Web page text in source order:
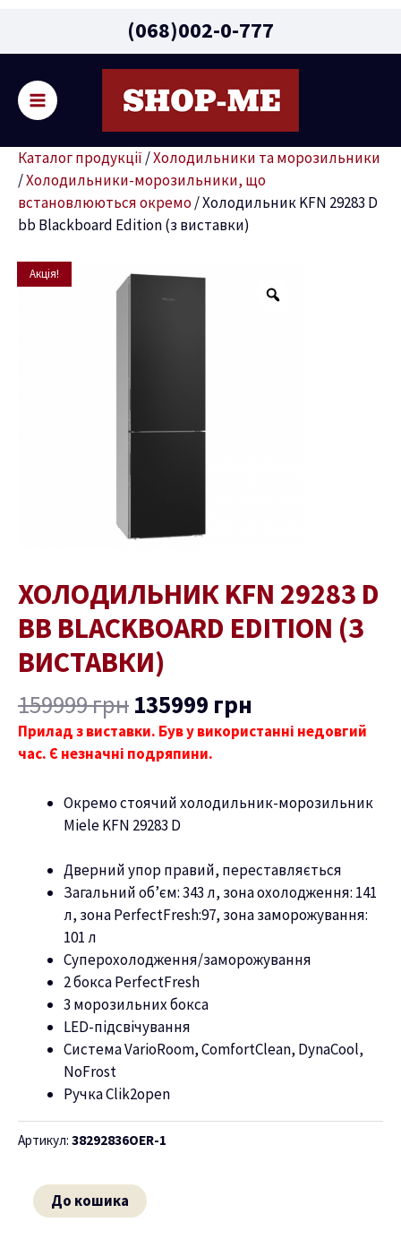
(068)002-0-777
Menu
Каталог продукції /Холодильники та морозильники
/Холодильники-морозильники, що
встановлюються окремо/Холодильник KFN 29283 D
bb Blackboard Edition (з виставки)
Акція!
ХОЛОДИЛЬНИК KFN 29283 D
BB BLACKBOARD EDITION (З
ВИСТАВКИ)
159999грн
Оригінальна
ціна:
135999 грн
ціна:
Прилад з виставки. Був у використанні недовгий
час. Є незначні подряпини.
Окремо стоячий холодильник-морозильник
Miele KFN 29283 D
Дверний упор правий, переставляється
Загальний об’єм: 343 л, зона охолодження: 141
л, зона PerfectFresh:97, зона заморожування:
101 л
Суперохолодження/заморожування
2 бокса PerfectFresh
3 морозильних бокса
LED-підсвічування
Система VarioRoom, ComfortClean, DynaCool,
NoFrost
Ручка Clik2open
Артикул: 38292836OER-1
Холодильник
До кошика